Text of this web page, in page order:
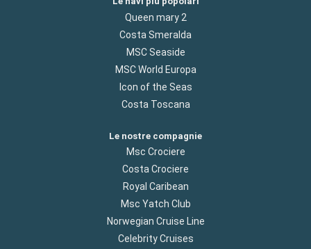
Queen mary 2
Costa Smeralda
MSC Seaside
MSC World Europa
Icon of the Seas
Costa Toscana
Le nostre compagnie
Msc Crociere
Costa Crociere
Royal Caribean
Msc Yatch Club
Norwegian Cruise Line
Celebrity Cruises